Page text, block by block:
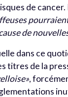
de
de
dans ce
titres de la
,